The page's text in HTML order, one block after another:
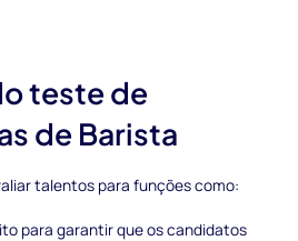
teste de
de Barista
talentos para funções como:
para garantir que os candidatos